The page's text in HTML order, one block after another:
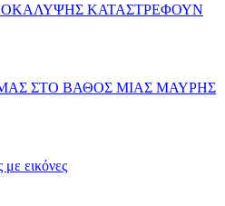
ΚΑΤΑΣΤΡΕΦΟΥΝ
ΣΤΟ ΒΑΘΟΣ ΜΙΑΣ ΜΑΥΡΗΣ
εικόνες